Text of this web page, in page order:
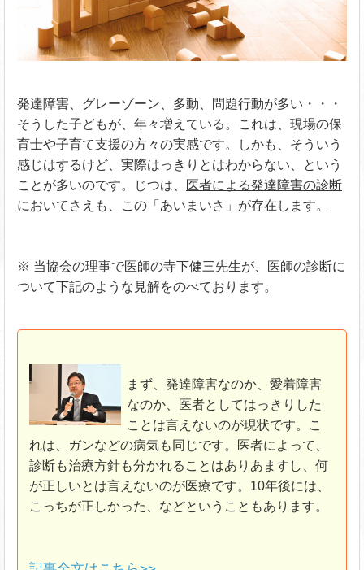
発達障害、グレーゾーン、多動、問題行動が多い・・・
そうした子どもが、年々増えている。これは、現場の保
育士や子育て支援の方々の実感です。しかも、そういう
感じはするけど、実際はっきりとはわからない、という
ことが多いのです。じつは、
医者による発達障害の診断
においてさえも、この「あいまいさ」が存在します。
※ 当協会の理事で医師の寺下健三先生が、医師の診断に
ついて下記のような見解をのべております。
まず、発達障害なのか、愛着障害
なのか、医者としてはっきりした
ことは言えないのが現状です。こ
れは、ガンなどの病気も同じです。医者によって、
診断も治療方針も分かれることはありあますし、何
が正しいとは言えないのが医療です。10年後には、
こっちが正しかった、などということもあります。